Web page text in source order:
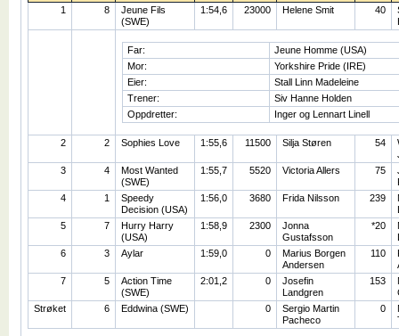
1 8
Jeune Fils
(SWE)
1:54,6 23000 Helene Smit 40
Far:
Jeune Homme (USA)
Mor:
Yorkshire Pride (IRE)
Eier:
Stall Linn Madeleine
Trener:
Siv Hanne Holden
Oppdretter:
Inger og Lennart Linell
2 2 Sophies Love 1:55,6 11500 Silja Støren 54
3
4
Most Wanted
(SWE)
1:55,7 5520 Victoria Allers 75
4
1
Speedy
Decision (USA)
1:56,0 3680 Frida Nilsson 239
5
7
Hurry Harry
(USA)
1:58,9 2300
Jonna
Gustafsson
*20
6
3 Aylar 1:59,0 0
Marius Borgen
Andersen
110
7
5
Action Time
(SWE)
2:01,2 0
Josefin
Landgren
153
Strøket
6 Eddwina (SWE) 0
Sergio Martin
Pacheco
0